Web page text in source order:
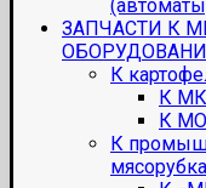
ЗАПЧАСТИ К
К
К
К
К